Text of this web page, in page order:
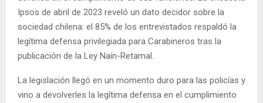
Ipsos de abril de 2023 reveló un dato decidor sobre la
sociedad chilena: el 85% de los entrevistados respaldó la
legítima defensa privilegiada para Carabineros tras la
publicación de la Ley Naín-Retamal.
La legislación llegó en un momento duro para las policías y
vino a devolverles la legítima defensa en el cumplimiento